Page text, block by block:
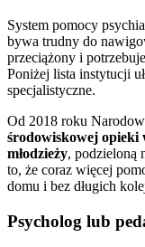
System pomocy
bywa trudny do
przeciążony i
Poniżej lista instytucji
specjalistyczne.
Od 2018 roku
środowiskowej opieki
młodzieży, podzieloną
to, że coraz więcej
domu i bez długich
Psycholog lub